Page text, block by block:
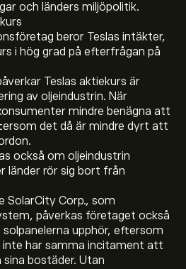
och länders miljöpolitik.
beror Teslas intäkter,
i hög grad på efterfrågan på
Teslas aktiekurs är
av oljeindustrin. När
mindre benägna att
det då är mindre dyrt att
också om oljeindustrin
länder rör sig bort från
SolarCity Corp., som
påverkas företaget också
upphör, eftersom
inte har samma incitament att
sina bostäder. Utan